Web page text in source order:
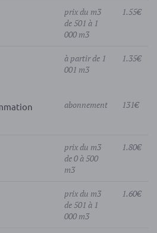
prix du m3
de 501 à 1
000 m3
1.55€
à partir de 1
001 m3
1.35€
abonnement 131€
prix du m3
de 0 à 500
m3
1.80€
prix du m3
de 501 à 1
000 m3
1.60€